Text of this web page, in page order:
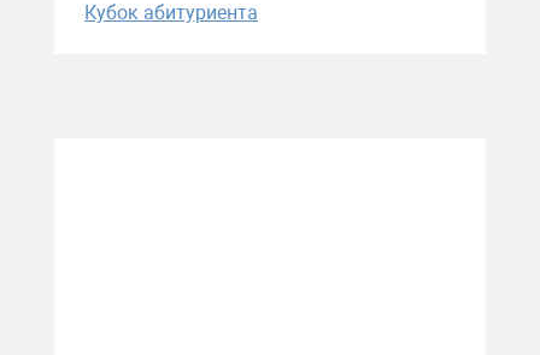
Кубок абитуриента